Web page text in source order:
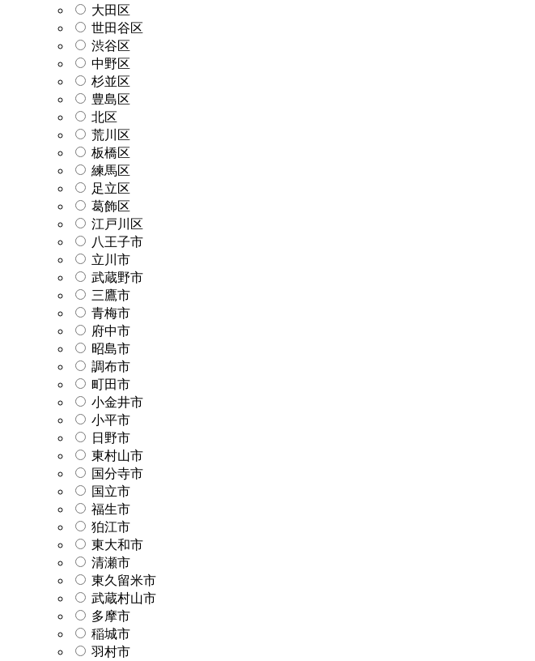
大田区
世田谷区
渋谷区
中野区
杉並区
豊島区
北区
荒川区
板橋区
練馬区
足立区
葛飾区
江戸川区
八王子市
立川市
武蔵野市
三鷹市
青梅市
府中市
昭島市
調布市
町田市
小金井市
小平市
日野市
東村山市
国分寺市
国立市
福生市
狛江市
東大和市
清瀬市
東久留米市
武蔵村山市
多摩市
稲城市
羽村市